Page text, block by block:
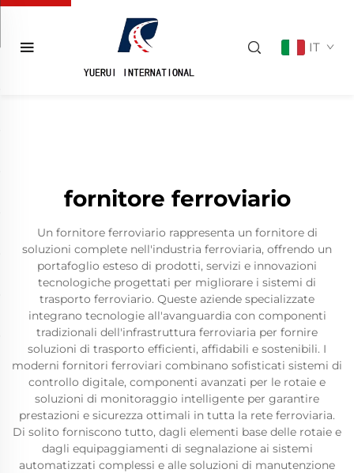
IT
fornitore ferroviario
Un fornitore ferroviario rappresenta un fornitore di
soluzioni complete nell'industria ferroviaria, offrendo un
portafoglio esteso di prodotti, servizi e innovazioni
tecnologiche progettati per migliorare i sistemi di
trasporto ferroviario. Queste aziende specializzate
integrano tecnologie all'avanguardia con componenti
tradizionali dell'infrastruttura ferroviaria per fornire
soluzioni di trasporto efficienti, affidabili e sostenibili. I
moderni fornitori ferroviari combinano sofisticati sistemi di
controllo digitale, componenti avanzati per le rotaie e
soluzioni di monitoraggio intelligente per garantire
prestazioni e sicurezza ottimali in tutta la rete ferroviaria.
Di solito forniscono tutto, dagli elementi base delle rotaie e
dagli equipaggiamenti di segnalazione ai sistemi
automatizzati complessi e alle soluzioni di manutenzione